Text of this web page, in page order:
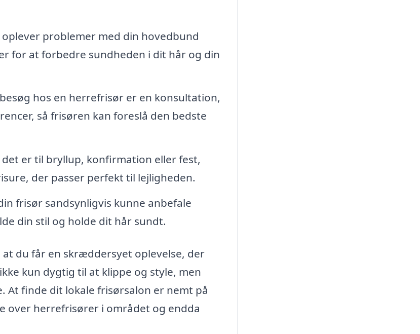
oplever problemer med din hovedbund
for at forbedre sundheden i dit hår og din
hos en herrefrisør er en konsultation,
så frisøren kan foreslå den bedste
det er til bryllup, konfirmation eller fest,
der passer perfekt til lejligheden.
frisør sandsynligvis kunne anbefale
din stil og holde dit hår sundt.
du får en skræddersyet oplevelse, der
kun dygtig til at klippe og style, men
At finde dit lokale frisørsalon er nemt på
over herrefrisører i området og endda